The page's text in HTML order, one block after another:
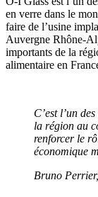
en verre dans le
faire de l’usine
Auvergne Rhône-
importants de la
alimentaire en
C’est l’un
la région au
renforcer le
économique
Bruno